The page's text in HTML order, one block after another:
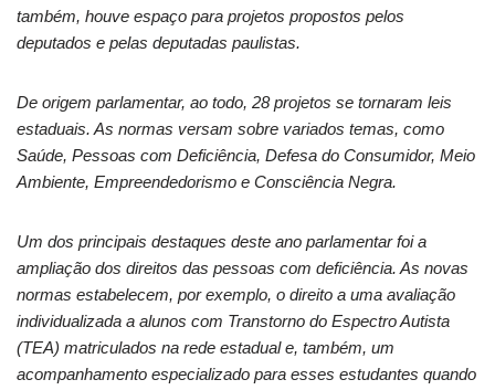
também, houve espaço para projetos propostos pelos
deputados e pelas deputadas paulistas.
De origem parlamentar, ao todo, 28 projetos se tornaram leis
estaduais. As normas versam sobre variados temas, como
Saúde, Pessoas com Deficiência, Defesa do Consumidor, Meio
Ambiente, Empreendedorismo e Consciência Negra.
Um dos principais destaques deste ano parlamentar foi a
ampliação dos direitos das pessoas com deficiência. As novas
normas estabelecem, por exemplo, o direito a uma avaliação
individualizada a alunos com Transtorno do Espectro Autista
(TEA) matriculados na rede estadual e, também, um
acompanhamento especializado para esses estudantes quando